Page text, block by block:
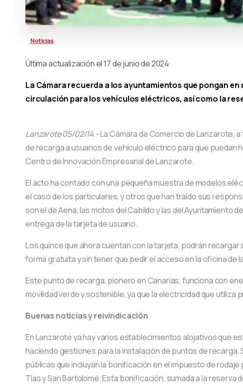
Noticias
Última actualización el 17 de junio de 2024
La Cámara recuerda a los ayuntamientos que pongan
circulación para los vehículos eléctricos, así como la
Lanzarote 05/02/14.-La Cámara de Comercio de Lanzarote, a
de recarga a usuarios de vehículo eléctrico para que puedan
Centro de Innovación Empresarial de Lanzarote.
El acto ha contado con una pequeña muestra de modelos
el caso de los particulares, y otros que han traído sus
son el de Aena, las motos del Cabildo y las del Ayuntamiento
entrega de la tarjeta de usuario.
Los quince que ahora cuentan con la tarjeta, podrán
forma gratuita y sin tener que pedir el acceso en la oficina de
Este punto de recarga, pionero en Canarias, funciona con
movilidad verde y sostenible, ya que la electricidad que utiliza
Buenas noticias y reivindicación
En Lanzarote ya hay varios establecimientos alojativos que
haciendo gestiones para la instalación de puntos de recarga.
públicas que incluyan la bonificación en el impuesto de
Tías y San Bartolomé. Esta bonificación, sumada a la